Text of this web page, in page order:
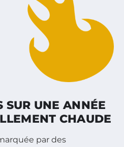
SUR UNE ANNÉE
CHAUDE
par des